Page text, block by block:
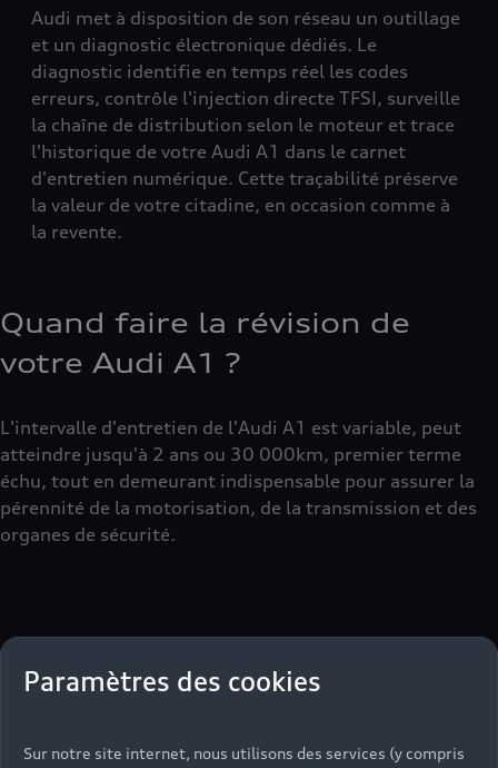
Audi met à disposition de son réseau un outillage
et un diagnostic électronique dédiés. Le
diagnostic identifie en temps réel les codes
erreurs, contrôle l'injection directe TFSI, surveille
la chaîne de distribution selon le moteur et trace
l'historique de votre Audi A1 dans le carnet
d'entretien numérique. Cette traçabilité préserve
la valeur de votre citadine, en occasion comme à
la revente.
Quand faire la révision de
votre Audi A1 ?
L'intervalle d'entretien de l'Audi A1 est variable, peut
atteindre jusqu'à 2 ans ou 30 000km, premier terme
échu, tout en demeurant indispensable pour assurer la
pérennité de la motorisation, de la transmission et des
organes de sécurité.
Paramètres des cookies
Sur notre site internet, nous utilisons des services (y compris